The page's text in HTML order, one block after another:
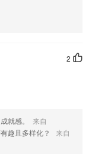
2
就感。
来自
趣且多样化？
来自